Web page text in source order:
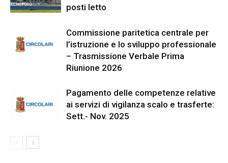
posti letto
Commissione paritetica centrale per
l’istruzione e lo sviluppo professionale
– Trasmissione Verbale Prima
Riunione 2026
Pagamento delle competenze relative
ai servizi di vigilanza scalo e trasferte:
Sett.- Nov. 2025